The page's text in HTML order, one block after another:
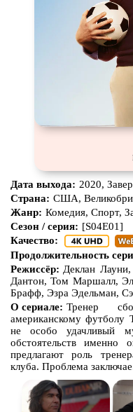
Дата выхода: 2020,
Страна: США,
Жанр: Комедия, Спорт,
Сезон / серия: [S04E01]
Качество:
Продолжительность
Режиссёр: Деклан
Дантон, Том Маршалл,
Брафф, Эзра Эдельман,
О сериале: Тренер
американскому
не особо удачливый
обстоятельств
предлагают роль
клуба. Проблема